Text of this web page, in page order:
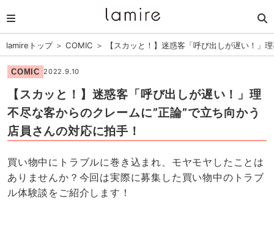
lamireトップ＞ COMIC ＞ 【スカッと！】迷惑客「呼び出しが遅い！」
COMIC 2022.9.10
【スカッと！】迷惑客「呼び出しが遅い！」理
不尽な客からのクレームに”正論”で立ち向かう
店員さんの対応に拍手！
買い物中にトラブルに巻き込まれ、モヤモヤしたことは
ありませんか？今回は実際に募集した買い物中のトラブ
ル体験談をご紹介します！